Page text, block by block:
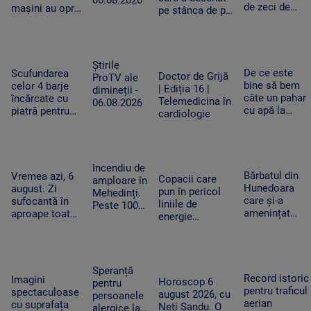
mașini au oprit
le-a lovit
pe stânca de pe
de zeci de
de acasă
Scufundarea
celor 4 barje
încărcate cu
piatră pentru
Știrile
ProTV ale
dimineții -
06.08.2026
Doctor de Grijă
| Ediția 16 |
Telemedicina în
cardiologie
De ce este
bine să bem
câte un pahar
cu apă la
organismul să
funcționeze
Vremea azi, 6
august. Zi
sufocantă în
aproape toată
zone
Incendiu de
amploare în
Mehedinți.
Peste 100
fost
mistuite de
flăcări
Copacii care
pun în pericol
liniile de
energie
curent din iarnă
Bărbatul din
Hunedoara
care și-a
amenințat
am vrut să fac
rău”
Imagini
spectaculoase
cu suprafața
Speranță
pentru
persoanele
alergice la
Horoscop 6
august 2026, cu
Neti Sandu. O
Record istoric
pentru traficul
aerian